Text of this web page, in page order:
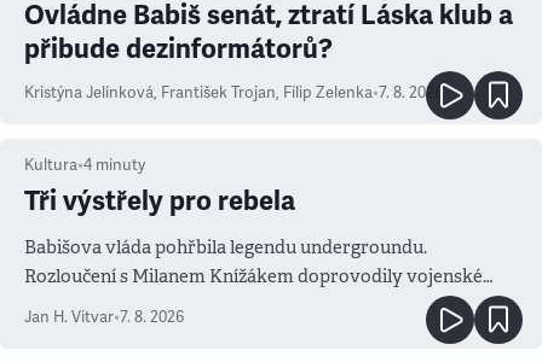
Ovládne Babiš senát, ztratí Láska klub a
přibude dezinformátorů?
Kristýna Jelínková, František Trojan, Filip Zelenka•7. 8. 2026
Kultura•4 minuty
Tři výstřely pro rebela
Babišova vláda pohřbila legendu undergroundu.
Rozloučení s Milanem Knížákem doprovodily vojenské
salvy i kritika pokrokářů
Jan H. Vitvar•7. 8. 2026